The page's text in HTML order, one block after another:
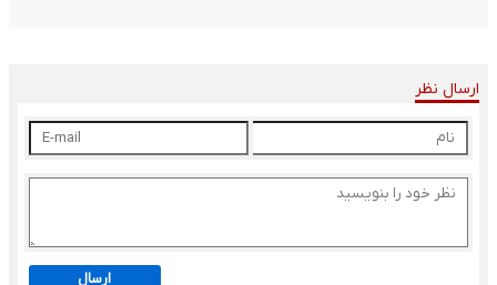
ارسال نظر
ارسال